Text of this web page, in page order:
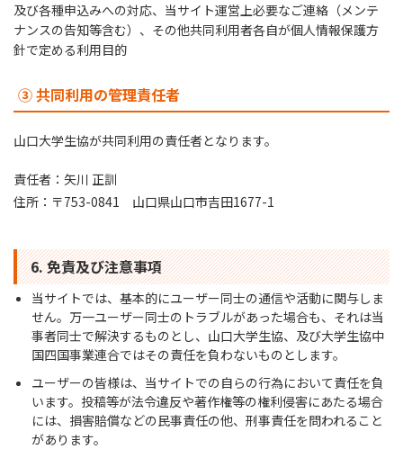
及び各種申込みへの対応、当サイト運営上必要なご連絡（メンテ
ナンスの告知等含む）、その他共同利用者各自が個人情報保護方
針で定める利用目的
③ 共同利用の管理責任者
山口大学生協が共同利用の責任者となります。
責任者：矢川 正訓
住所：〒753-0841 山口県山口市吉田1677-1
6. 免責及び注意事項
当サイトでは、基本的にユーザー同士の通信や活動に関与しま
せん。万一ユーザー同士のトラブルがあった場合も、それは当
事者同士で解決するものとし、山口大学生協、及び大学生協中
国四国事業連合ではその責任を負わないものとします。
ユーザーの皆様は、当サイトでの自らの行為において責任を負
います。投稿等が法令違反や著作権等の権利侵害にあたる場合
には、損害賠償などの民事責任の他、刑事責任を問われること
があります。